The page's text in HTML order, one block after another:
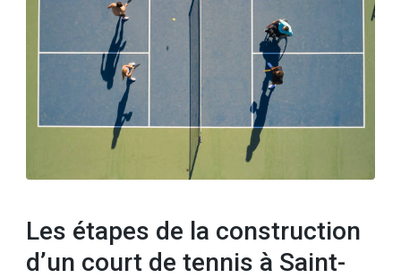
Les étapes de la construction
d’un court de tennis à Saint-